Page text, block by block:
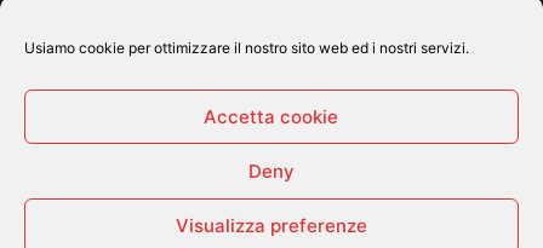
Usiamo cookie per ottimizzare il nostro sito web ed i nostri servizi.
Accetta cookie
Deny
Visualizza preferenze
© 2026 Tutti i diritti riservati - Italia Notizie .online |
Cronaca Economia